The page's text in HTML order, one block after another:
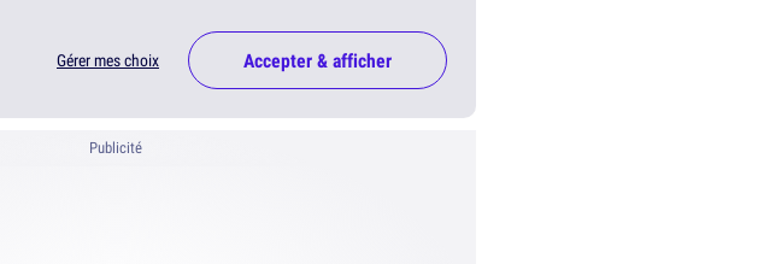
Gérer mes choix Accepter & afficher
Publicité